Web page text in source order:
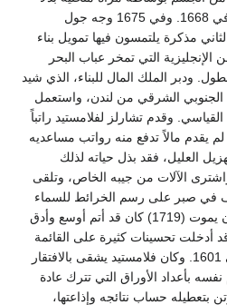
من العدسة، وقد حسنه نيوتن في 1668. وفي 1675 وجه جول
مذكرة يلتمسون فيها تمويل بناء
التي تمخر عباب البحر
ودبر الملك المال للبناء، الذي شيد
الشرقي من لندن، واستعمل
وقدم تشارلز لفلامستيد راتباً
يقدم مالاً تدفع منه رواتب مساعديه
العليل، فقد بذل حياته لذلك
الآلات من جيبه الخاص، وتلقى
في صبر على رسم الخرائط للسماء
كما ترى من جرينيتش. وقبل أن يموت (1719) كان قد أتم أوسع وأدق
تحسينات كثيرة على القائمة
التي تركها تيكوبراهي لكبلر في 1601. وكان فلامستيد يشقى بالافتقار
بأعداد الأوراق التي تترك عادة
بتعطيله حساب نتائجه وإذاعتها،